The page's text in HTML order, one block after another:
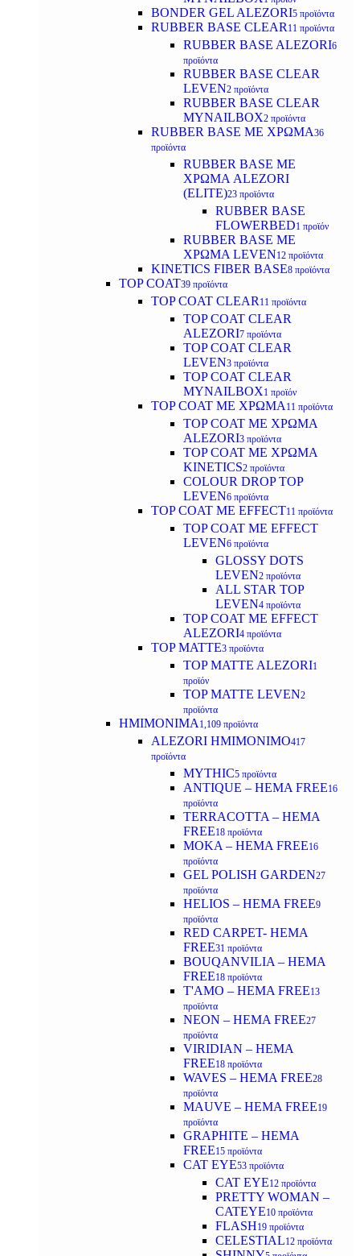
BONDER GEL ALEZORI5 προϊόντα
RUBBER BASE CLEAR 11 προϊόντα
RUBBER BASE ALEZORI6
προϊόντα
RUBBER BASE CLEAR
LEVEN2 προϊόντα
RUBBER BASE CLEAR
MYNAILBOX2 προϊόντα
RUBBER BASE ΜΕ ΧΡΩΜΑ36
προϊόντα
RUBBER BASE ΜΕ
ΧΡΩΜΑ ALEZORI
(ELITE)23 προϊόντα
RUBBER BASE
FLOWERBED1 προϊόν
RUBBER BASE ΜΕ
ΧΡΩΜΑ LEVEN12 προϊόντα
KINETICS FIBER BASE8 προϊόντα
TOP COAT39 προϊόντα
TOP COAT CLEAR 11 προϊόντα
TOP COAT CLEAR
ALEZORI7 προϊόντα
TOP COAT CLEAR
LEVEN3 προϊόντα
TOP COAT CLEAR
MYNAILBOX1 προϊόν
TOP COAT ΜΕ ΧΡΩΜΑ 11 προϊόντα
TOP COAT ΜΕ ΧΡΩΜΑ
ALEZORI3 προϊόντα
TOP COAT ΜΕ ΧΡΩΜΑ
KINETICS2 προϊόντα
COLOUR DROP TOP
LEVEN6 προϊόντα
TOP COAT ΜΕ EFFECT11 προϊόντα
TOP COAT ME EFFECT
LEVEN6 προϊόντα
GLOSSY DOTS
LEVEN2 προϊόντα
ALL STAR TOP
LEVEN4 προϊόντα
TOP COAT ME EFFECT
ALEZORI4 προϊόντα
TOP MATTE3 προϊόντα
TOP MATTE ALEZORI1
προϊόν
TOP MATTE LEVEN2
προϊόντα
ΗΜΙΜΟΝΙΜΑ 1,109 προϊόντα
ALEZORI ΗΜΙΜΟΝΙΜΟ417
προϊόντα
MYTHIC5 προϊόντα
ANTIQUE – HEMA FREE16
προϊόντα
TERRACOTTA – HEMA
FREE18 προϊόντα
MOKA – HEMA FREE16
προϊόντα
GEL POLISH GARDEN27
προϊόντα
HELIOS – HEMA FREE9
προϊόντα
RED CARPET- HEMA
FREE31 προϊόντα
BOUQANVILIA – HEMA
FREE18 προϊόντα
T'AMO – HEMA FREE13
προϊόντα
NEON – HEMA FREE27
προϊόντα
VIRIDIAN – HEMA
FREE18 προϊόντα
WAVES – HEMA FREE28
προϊόντα
MAUVE – HEMA FREE19
προϊόντα
GRAPHITE – HEMA
FREE15 προϊόντα
CAT EYE53 προϊόντα
CAT EYE12 προϊόντα
PRETTY WOMAN –
CATEYE10 προϊόντα
FLASH19 προϊόντα
CELESTIAL12 προϊόντα